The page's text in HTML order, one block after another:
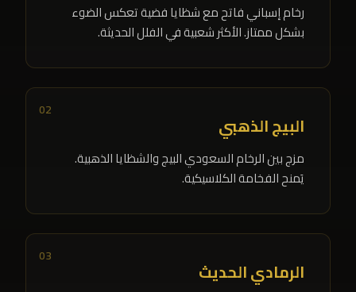
رخام إسباني فاتح مع شظايا فضية تعكس الضوء
بشكل ممتاز. الأكثر شعبية في الفلل الحديثة.
02
البيج الذهبي
مزج بين الرخام السعودي البيج والشظايا الذهبية.
يَمنح الفخامة الكلاسيكية.
03
الرمادي الحديث